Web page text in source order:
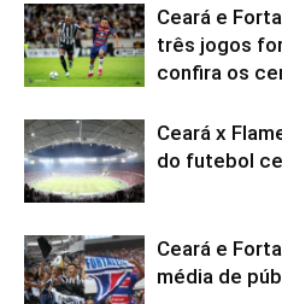
Ceará e
três jogos
confira os
Ceará x
do futebol
Ceará e
média de